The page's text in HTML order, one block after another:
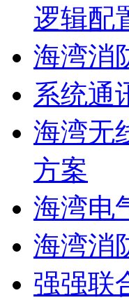
逻辑配
海湾消
系统通
海湾无
方案
海湾电
海湾消
强强联